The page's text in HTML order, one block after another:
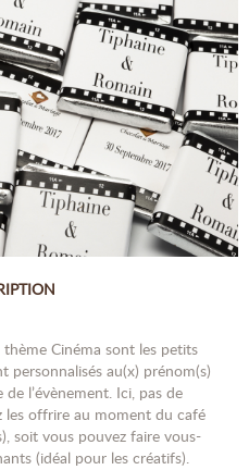
Cinéma sont les petits
personnalisés au(x) prénom(s)
l’évènement. Ici, pas de
offrire au moment du café
soit vous pouvez faire vous-
(idéal pour les créatifs).